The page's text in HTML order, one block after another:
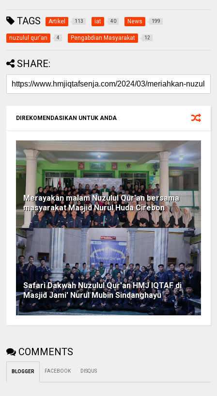
TAGS Artikel 113 iat 40 News 199
nuzulul qur'an 4 Pengabdian Masyarakat 12
SHARE:
DIREKOMENDASIKAN UNTUK ANDA
Merayakan malam Nuzulul Qur'an bersama
masyarakat Masjid Nurul Huda Cirebon
Safari Dakwah Nuzulul Qur'an HMJ IQTAF di
Masjid Jami' Nurul Mubin Sindanghayu
COMMENTS
BLOGGER FACEBOOK DISQUS